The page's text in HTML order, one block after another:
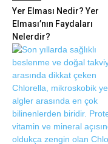
Yer Elması Nedir? Yer
Elması’nın Faydaları
Nelerdir?